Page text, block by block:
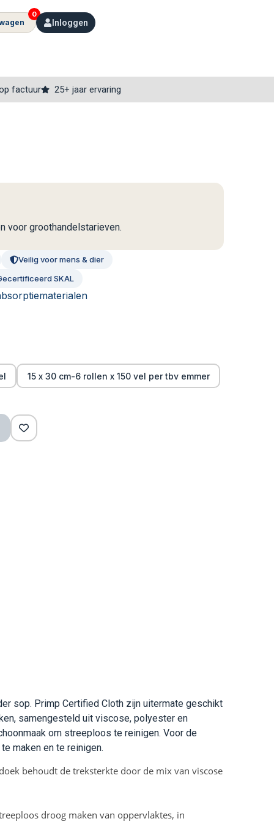
0
Inloggen
factuur 25+ jaar ervaring
voor groothandelstarieven.
Veilig voor mens & dier
SKAL
15 x 30 cm-6 rollen x 150 vel per tbv emmer
sop. Primp Certified Cloth zijn uitermate geschikt
samengesteld uit viscose, polyester en
om streeploos te reinigen. Voor de
maken en te reinigen.
behoudt de treksterkte door de mix van viscose
droog maken van oppervlaktes, in